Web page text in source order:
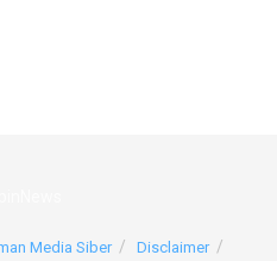
Media Siber Disclaimer